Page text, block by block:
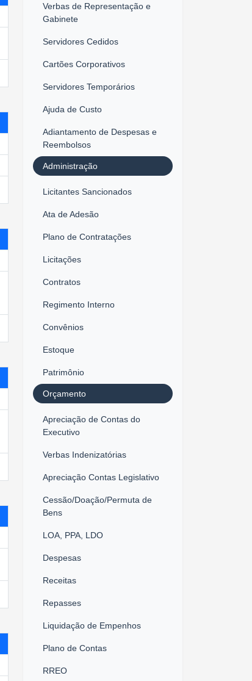
Verbas de Representação e
Gabinete
Servidores Cedidos
Cartões Corporativos
Servidores Temporários
Ajuda de Custo
Adiantamento de Despesas e
Reembolsos
Administração
Licitantes Sancionados
Ata de Adesão
Plano de Contratações
Licitações
Contratos
Regimento Interno
Convênios
Estoque
Patrimônio
Orçamento
Apreciação de Contas do
Executivo
Verbas Indenizatórias
Apreciação Contas Legislativo
Cessão/Doação/Permuta de
Bens
LOA, PPA, LDO
Despesas
Receitas
Repasses
Liquidação de Empenhos
Plano de Contas
RREO